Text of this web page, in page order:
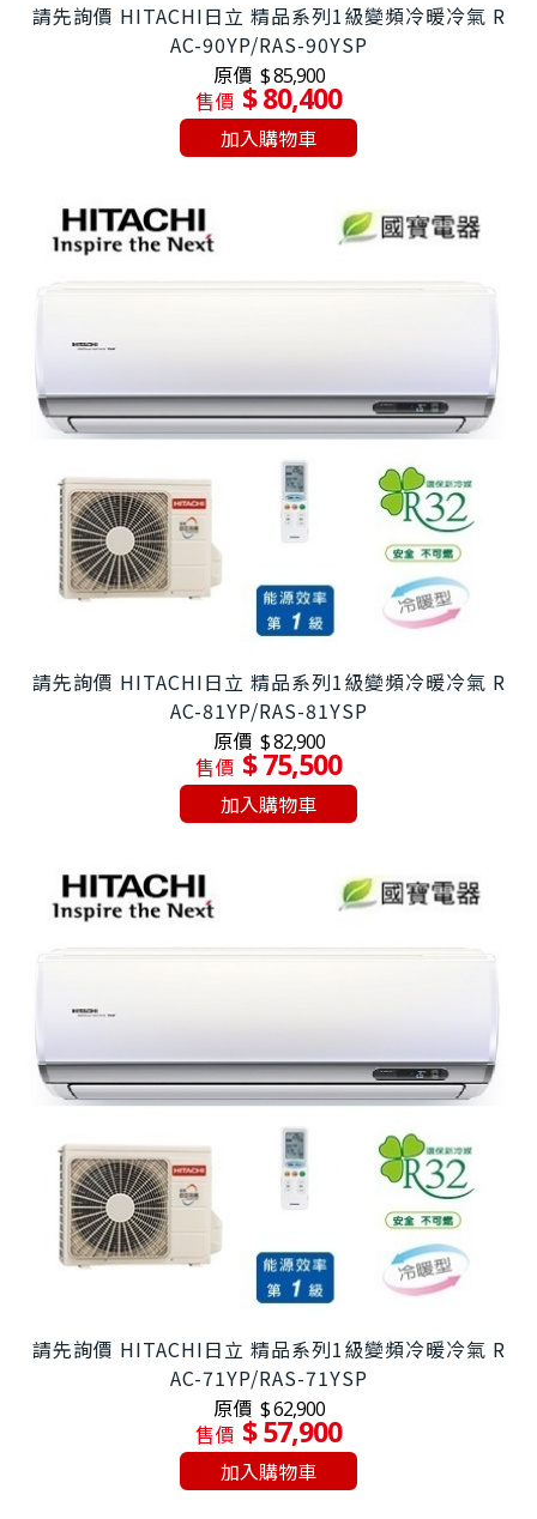
請先詢價 HITACHI日立 精品系列1級變頻冷暖冷氣 R
AC-90YP/RAS-90YSP
原價 $ 85,900
售價 $ 80,400
加入購物車
請先詢價 HITACHI日立 精品系列1級變頻冷暖冷氣 R
AC-81YP/RAS-81YSP
原價 $ 82,900
售價 $ 75,500
加入購物車
請先詢價 HITACHI日立 精品系列1級變頻冷暖冷氣 R
AC-71YP/RAS-71YSP
原價 $ 62,900
售價 $ 57,900
加入購物車